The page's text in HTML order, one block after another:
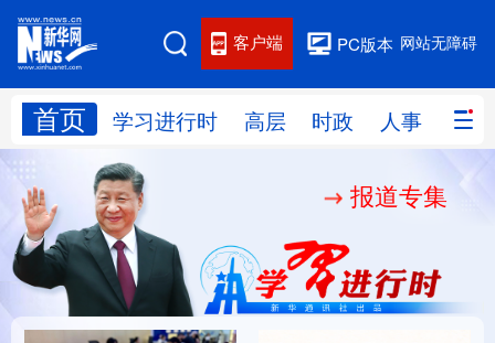
网站无障碍
PC版本
客户端
首页 学习进行时 高层 时政 人事 国际
网站地图
学习进行时 人事
国际 财经 网评
思客智库 全球连线 教育
报道专集